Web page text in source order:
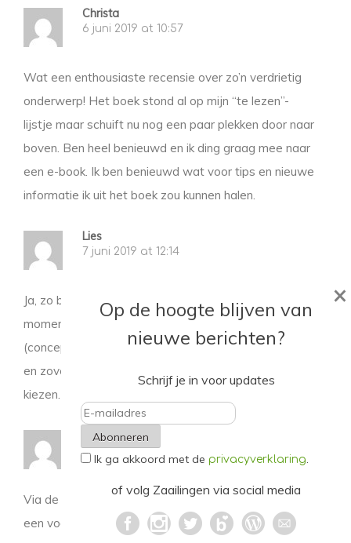
Christa
6 juni 2019 at 10:57
Wat een enthousiaste recensie over zo’n verdrietig
onderwerp! Het boek stond al op mijn “te lezen”-
lijstje maar schuift nu nog een paar plekken door naar
boven. Ben heel benieuwd en ik ding graag mee naar
een e-book. Ik ben benieuwd wat voor tips en nieuwe
informatie ik uit het boek zou kunnen halen.
Lies
7 juni 2019 at 12:14
Ja, zo benieuwd naar Jelmer zijn boek!! Op het
moment op ‘zoek’ naar een onderwerp voor mijn
(conceptontwikkeling) thesis, in de duurzame sector,
en zoveel urgenties waar ik wat mee wil, lastig
kiezen.
Sophie
8 juni 2019 at 09:06
Via de podcast van De Correspondent hoorde ik al
een voorproefje want Jelmer Mommers leest daarin
Op de hoogte blijven van
nieuwe berichten?
Schrijf je in voor updates
E-
mailadres
Ik ga akkoord met de privacyverklaring.
of volg Zaailingen via social media
×